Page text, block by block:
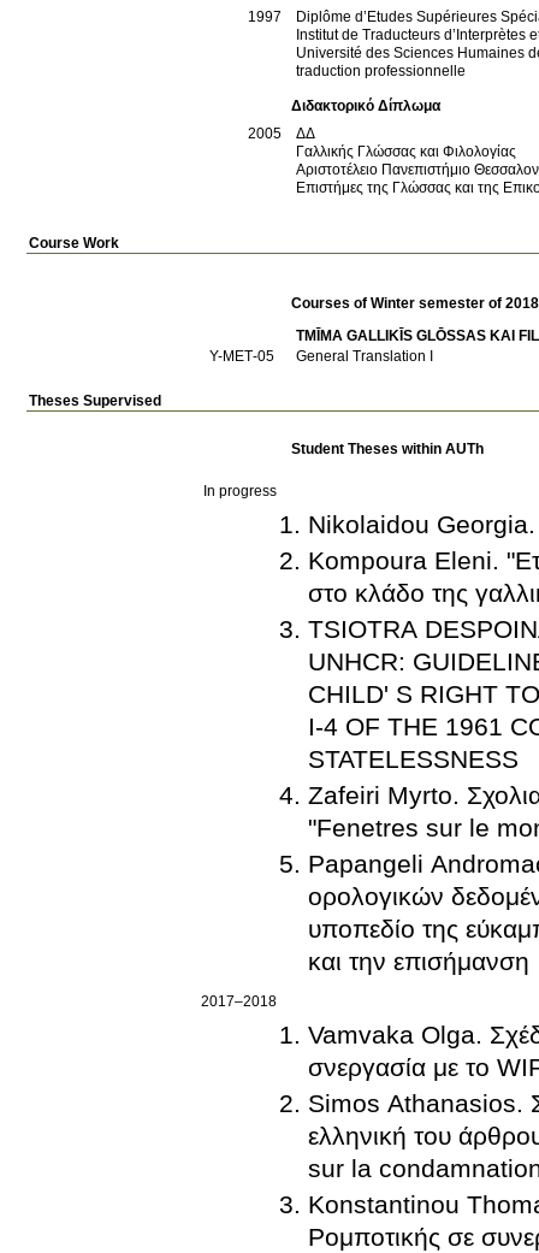
1997
Diplôme d’Etudes Supérieures
Institut de Traducteurs d’Interprètes
Université des Sciences Humaines
traduction professionnelle
Διδακτορικό Δίπλωμα
2005
ΔΔ
Γαλλικής Γλώσσας και Φιλολογίας
Αριστοτέλειο Πανεπιστήμιο
Επιστήμες της Γλώσσας και της
Course Work
Courses of Winter semester of
TMĪMA GALLIKĪS GLŌSSAS KAI
Υ-ΜΕΤ-05
General Translation I
Theses Supervised
Student Theses within AUTh
In progress
Nikolaidou Georgia.
Kompoura Eleni.
στο κλάδο της
TSIOTRA
UNHCR:
CHILD' S RIGHT
I-4 OF THE 1961
STATELESSNESS
Zafeiri Myrto.
"Fenetres sur le
Papangeli
ορολογικών
υποπεδίο της
και την επισήμανση
2017–2018
Vamvaka Olga.
σνεργασία με το
Simos Athanasios.
ελληνική του
sur la
Konstantinou
Ρομποτικής σε